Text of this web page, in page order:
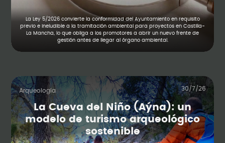
La Ley 5/2026 convierte la conformidad del Ayuntamiento en requisito
previo e ineludible a la tramitación ambiental para proyectos en Castilla-
La Mancha, lo que obliga a los promotores a abrir un nuevo frente de
gestión antes de llegar al órgano ambiental.
Arqueología 30/7/26
La Cueva del Niño (Aýna): un
modelo de turismo arqueológico
sostenible